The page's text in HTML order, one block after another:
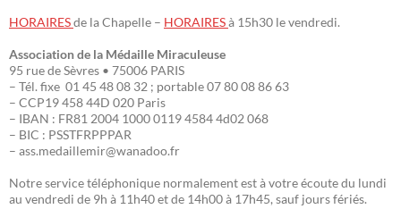
HORAIRESde la Chapelle – HORAIRESà 15h30 le vendredi.
Association de la Médaille Miraculeuse
95 rue de Sèvres • 75006 PARIS
– Tél. fixe 01 45 48 08 32 ; portable 07 80 08 86 63
– CCP19 458 44D 020 Paris
– IBAN : FR81 2004 1000 0119 4584 4d02 068
– BIC : PSSTFRPPPAR
– ass.medaillemir@wanadoo.fr
Notre service téléphonique normalement est à votre écoute du lundi
au vendredi de 9h à 11h40 et de 14h00 à 17h45, sauf jours fériés.